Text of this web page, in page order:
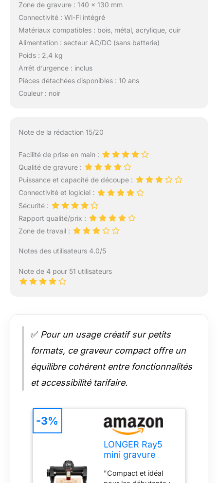
Zone de gravure : 140 x 130 mm
Connectivité : Wi-Fi intégré
Matériaux compatibles : bois, métal, acrylique, cuir
Alimentation : secteur AC/DC (sans batterie)
Poids : 2,4 kg
Arrêt d’urgence : inclus
Pièces détachées disponibles : 10 ans
Couleur : noir
Note de la rédaction 15/20
Facilité de prise en main :
Qualité de gravure :
Puissance et capacité de découpe :
Connectivité et logiciel :
Sécurité :
Rapport qualité/prix :
Zone de travail :
Notes des utilisateurs 4.0/5
Note de 4 pour 51 utilisateurs
✅ Pour un usage créatif sur petits
formats, ce graveur compact offre un
équilibre cohérent entre fonctionnalités
et accessibilité tarifaire.
LONGER Ray5
mini gravure
laser CNC 3,5W
"Compact et idéal
-3%